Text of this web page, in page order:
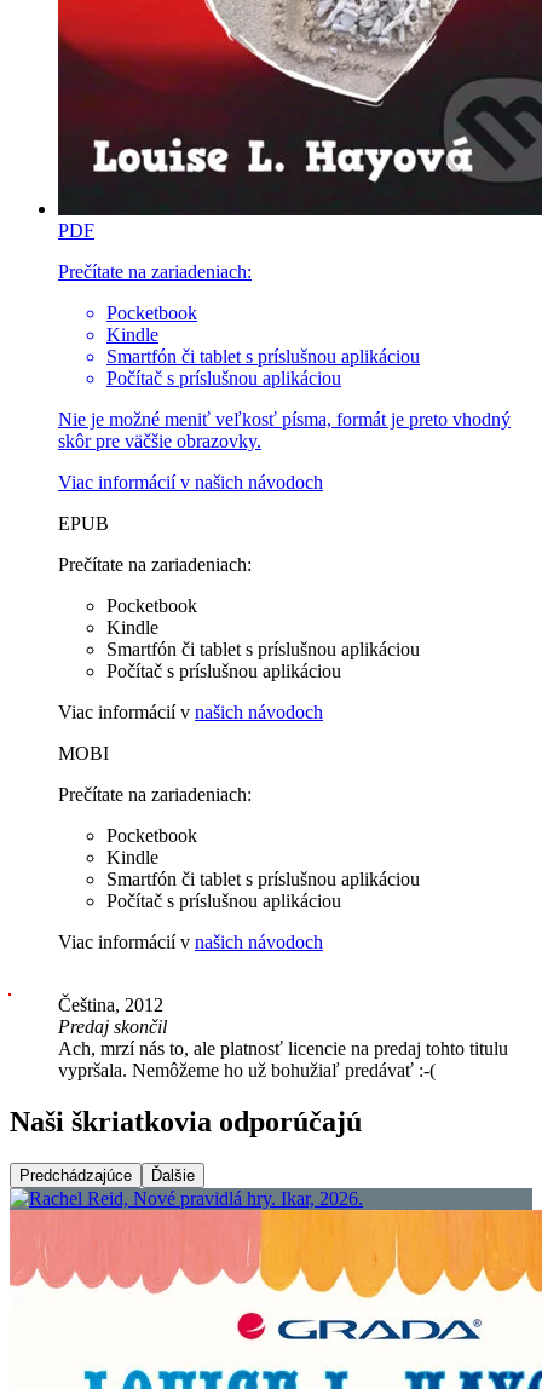
PDF
Prečítate na zariadeniach:
Pocketbook
Kindle
Smartfón či tablet s príslušnou aplikáciou
Počítač s príslušnou aplikáciou
Nie je možné meniť veľkosť písma, formát je preto vhodný
skôr pre väčšie obrazovky.
Viac informácií v našich návodoch
EPUB
Prečítate na zariadeniach:
Pocketbook
Kindle
Smartfón či tablet s príslušnou aplikáciou
Počítač s príslušnou aplikáciou
Viac informácií v našich návodoch
MOBI
Prečítate na zariadeniach:
Pocketbook
Kindle
Smartfón či tablet s príslušnou aplikáciou
Počítač s príslušnou aplikáciou
Viac informácií v našich návodoch
Čeština, 2012
Predaj skončil
Ach, mrzí nás to, ale platnosť licencie na predaj tohto titulu
vypršala. Nemôžeme ho už bohužiaľ predávať :-(
Naši škriatkovia odporúčajú
Predchádzajúce Ďalšie